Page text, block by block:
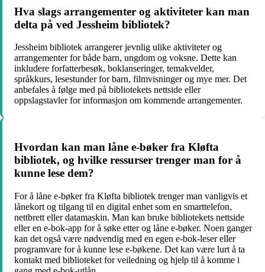
Hva slags arrangementer og aktiviteter kan man
delta på ved Jessheim bibliotek?
Jessheim bibliotek arrangerer jevnlig ulike aktiviteter og
arrangementer for både barn, ungdom og voksne. Dette kan
inkludere forfatterbesøk, boklanseringer, temakvelder,
språkkurs, lesestunder for barn, filmvisninger og mye mer. Det
anbefales å følge med på bibliotekets nettside eller
oppslagstavler for informasjon om kommende arrangementer.
Hvordan kan man låne e-bøker fra Kløfta
bibliotek, og hvilke ressurser trenger man for å
kunne lese dem?
For å låne e-bøker fra Kløfta bibliotek trenger man vanligvis et
lånekort og tilgang til en digital enhet som en smarttelefon,
nettbrett eller datamaskin. Man kan bruke bibliotekets nettside
eller en e-bok-app for å søke etter og låne e-bøker. Noen ganger
kan det også være nødvendig med en egen e-bok-leser eller
programvare for å kunne lese e-bøkene. Det kan være lurt å ta
kontakt med biblioteket for veiledning og hjelp til å komme i